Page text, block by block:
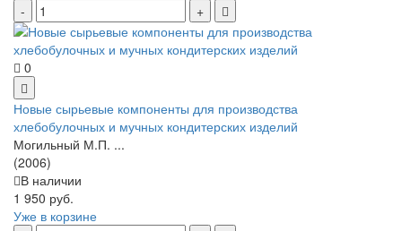
0
Новые сырьевые компоненты для производства
хлебобулочных и мучных кондитерских изделий
Могильный М.П. ...
(2006)
В наличии
1 950 руб.
Уже в корзине